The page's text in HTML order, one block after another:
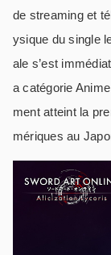
de streaming et
ysique du single
ale s’est
a catégorie
ment atteint la
mériques au